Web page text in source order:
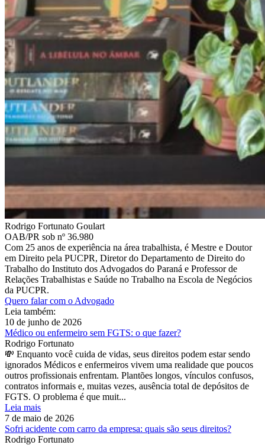
Rodrigo Fortunato Goulart
OAB/PR sob nº 36.980
Com 25 anos de experiência na área trabalhista, é Mestre e Doutor
em Direito pela PUCPR, Diretor do Departamento de Direito do
Trabalho do Instituto dos Advogados do Paraná e Professor de
Relações Trabalhistas e Saúde no Trabalho na Escola de Negócios
da PUCPR.
Quero falar com o Advogado
Leia também:
10 de junho de 2026
Médico ou enfermeiro sem FGTS: o que fazer?
Rodrigo Fortunato
💸 Enquanto você cuida de vidas, seus direitos podem estar sendo
ignorados Médicos e enfermeiros vivem uma realidade que poucos
outros profissionais enfrentam. Plantões longos, vínculos confusos,
contratos informais e, muitas vezes, ausência total de depósitos de
FGTS. O problema é que muit...
Leia mais
7 de maio de 2026
Sofri acidente com carro da empresa: quais são seus direitos?
Rodrigo Fortunato